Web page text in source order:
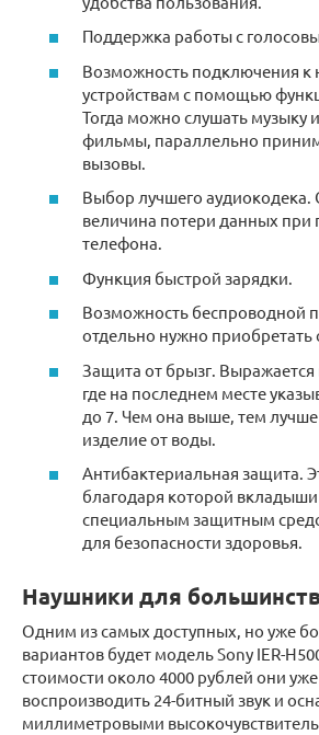
Поддержка работы с
Возможность подключения к
устройствам с помощью
Тогда можно слушать музыку
фильмы, параллельно
вызовы.
Выбор лучшего аудиокодека.
величина потери данных при
телефона.
Функция быстрой зарядки.
Возможность беспроводной
отдельно нужно приобретать
Защита от брызг. Выражается
где на последнем месте
до 7. Чем она выше, тем
изделие от воды.
Антибактериальная защита.
благодаря которой
специальным защитным
для безопасности здоровья.
Наушники для
Одним из самых доступных, но уже
вариантов будет модель Sony IER-
стоимости около 4000 рублей они
воспроизводить 24-битный звук и
миллиметровыми